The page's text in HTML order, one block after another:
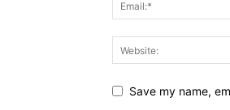
Save my name,